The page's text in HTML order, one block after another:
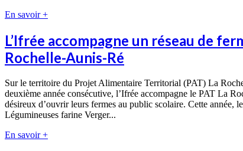
En savoir +
L’Ifrée accompagne un réseau de
Rochelle-Aunis-Ré
Sur le territoire du Projet Alimentaire Territorial (PAT) La
deuxième année consécutive, l’Ifrée accompagne le PAT La
désireux d’ouvrir leurs fermes au public scolaire. Cette année,
Légumineuses farine Verger...
En savoir +